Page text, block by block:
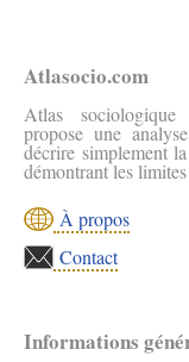
Atlasocio.com
Atlas
propose une
décrire simplement
démontrant les
À propos
Contact
Informations